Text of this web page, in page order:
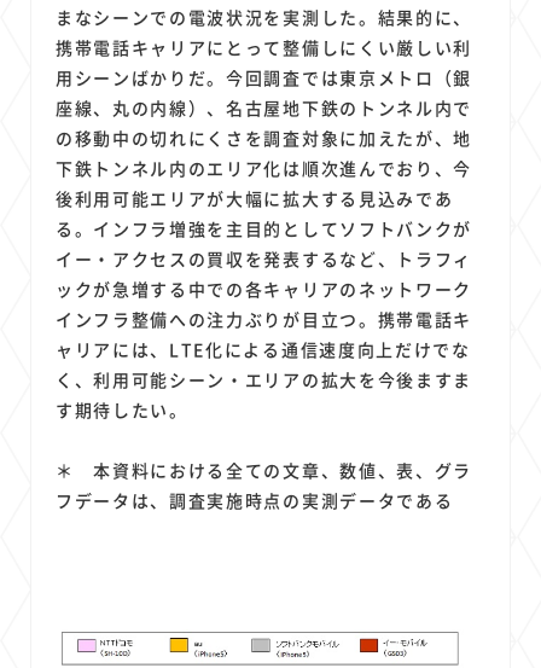
まなシーンでの電波状況を実測した。結果的に、
携帯電話キャリアにとって整備しにくい厳しい利
用シーンばかりだ。今回調査では東京メトロ（銀
座線、丸の内線）、名古屋地下鉄のトンネル内で
の移動中の切れにくさを調査対象に加えたが、地
下鉄トンネル内のエリア化は順次進んでおり、今
後利用可能エリアが大幅に拡大する見込みであ
る。インフラ増強を主目的としてソフトバンクが
イー・アクセスの買収を発表するなど、トラフィ
ックが急増する中での各キャリアのネットワーク
インフラ整備への注力ぶりが目立つ。携帯電話キ
ャリアには、LTE化による通信速度向上だけでな
く、利用可能シーン・エリアの拡大を今後ますま
す期待したい。
＊ 本資料における全ての文章、数値、表、グラ
フデータは、調査実施時点の実測データである